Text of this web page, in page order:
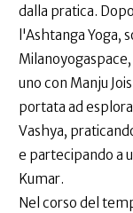
dalla pratica.
l'Ashtanga Yoga,
uno con Manju
portata ad
Vashya,
e partecipando a
Kumar.
Nel corso del